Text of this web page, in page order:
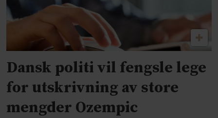
Dansk politi vil fengsle lege
for utskrivning av store
mengder Ozempic